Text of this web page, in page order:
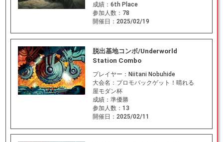
成績： 6th Place
参加人数： 78
開催日： 2025/02/19
脱出基地コンボ/Underworld
Station Combo
プレイヤー： Niitani Nobuhide
大会名： プロモパックゲット！晴れる
屋モダン杯
成績： 準優勝
参加人数： 13
開催日： 2025/02/11